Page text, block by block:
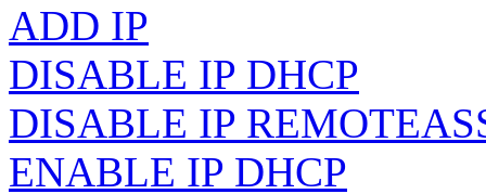
ADD IP
DISABLE IP DHCP
DISABLE IP
ENABLE IP DHCP